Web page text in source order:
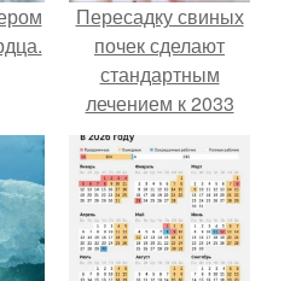
Пересадку свиных
почек сделают
стандартным
лечением к 2033
году в Японии.